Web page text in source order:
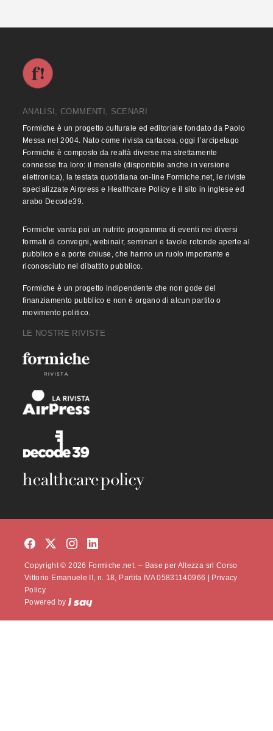
ANALISI, COMMENTI, SCENARI
Formiche è un progetto culturale ed editoriale fondato da Paolo
Messa nel 2004. Nato come rivista cartacea, oggi l’arcipelago
Formiche è composto da realtà diverse ma strettamente
connesse fra loro: il mensile (disponibile anche in versione
elettronica), la testata quotidiana on-line Formiche.net, le riviste
specializzate Airpress e Healthcare Policy e il sito in inglese ed
arabo Decode39.
Formiche vanta poi un nutrito programma di eventi nei diversi
formati di convegni, webinair, seminari e tavole rotonde aperte al
pubblico e a porte chiuse, che hanno un ruolo importante e
riconosciuto nel dibattito pubblico.
Formiche è un progetto indipendente che non gode del
finanziamento pubblico e non è organo di alcun partito o
movimento politico.
LE NOSTRE RIVISTE
Copyright © 2026 Formiche.net. – Base per Altezza srl Corso
Vittorio Emanuele II, n. 18, Partita IVA 05831140966 |
Privacy
Policy.
Powered by